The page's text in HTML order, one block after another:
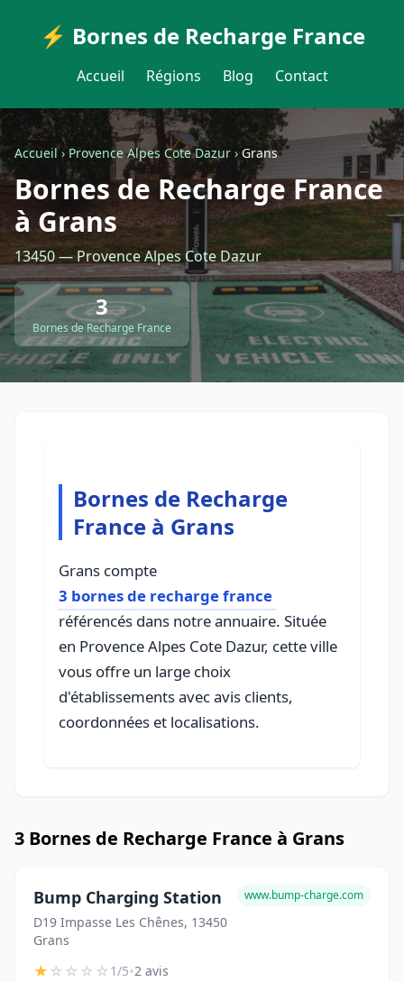
⚡ Bornes de Recharge France
Accueil Régions Blog Contact
Accueil›Provence Alpes Cote Dazur ›Grans
Bornes de Recharge France
à Grans
13450 — Provence Alpes Cote Dazur
3
Bornes de Recharge France
Bornes de Recharge
France à Grans
Grans compte
3 bornes de recharge france
référencés dans notre annuaire. Située
en Provence Alpes Cote Dazur, cette ville
vous offre un large choix
d'établissements avec avis clients,
coordonnées et localisations.
3 Bornes de Recharge France à Grans
Bump Charging Station
D19 Impasse Les Chênes, 13450
Grans
www.bump-charge.com
★☆☆☆☆1/5•2 avis